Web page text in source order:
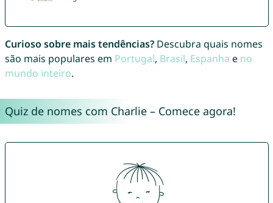
Curioso sobre mais tendências?Descubra quais nomes
são mais populares em Portugal, Brasil, Espanha e no
mundo inteiro.
Quiz de nomes com Charlie – Comece agora!